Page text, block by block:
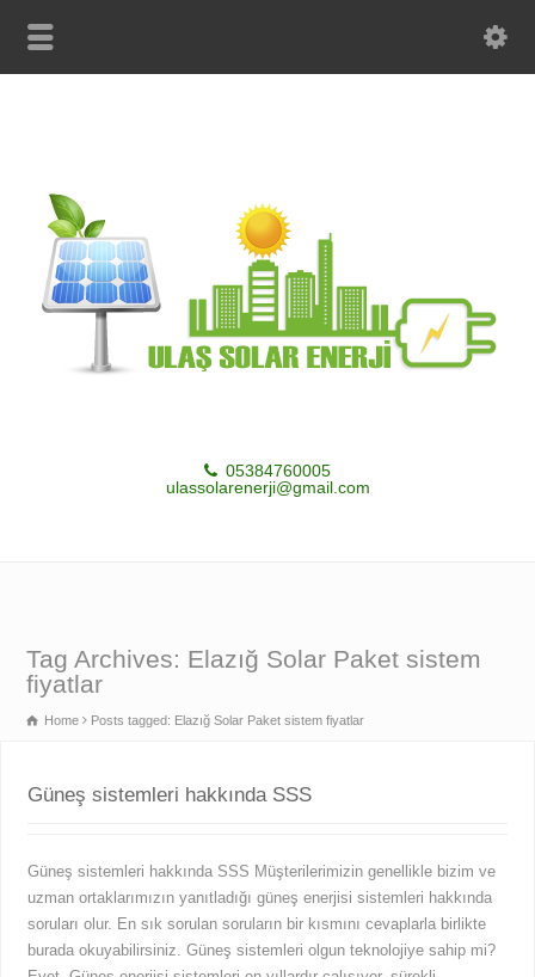
05384760005
ulassolarenerji@gmail.com
Tag Archives: Elazığ Solar Paket sistem
fiyatlar
Home Posts tagged: Elazığ Solar Paket sistem fiyatlar
Güneş sistemleri hakkında SSS
Güneş sistemleri hakkında SSS Müşterilerimizin genellikle bizim ve
uzman ortaklarımızın yanıtladığı güneş enerjisi sistemleri hakkında
soruları olur. En sık sorulan soruların bir kısmını cevaplarla birlikte
burada okuyabilirsiniz. Güneş sistemleri olgun teknolojiye sahip mi?